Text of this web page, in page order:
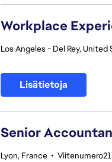
Workplace
Los Angeles - Del Rey,
Lisätietoja
Senior
Lyon, France •